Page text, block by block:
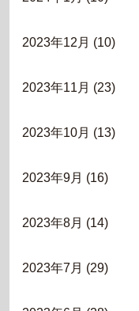
2023年12月 (10)
2023年11月 (23)
2023年10月 (13)
2023年9月 (16)
2023年8月 (14)
2023年7月 (29)